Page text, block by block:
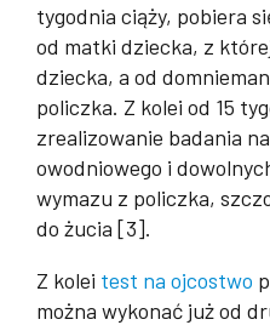
tygodnia ciąży, pobiera
od matki dziecka, z
dziecka, a od
policzka. Z kolei od 15
zrealizowanie badania
owodniowego i
wymazu z policzka,
do żucia [3].
Z kolei test na ojcostwo
można wykonać już od